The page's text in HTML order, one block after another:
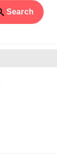
Search